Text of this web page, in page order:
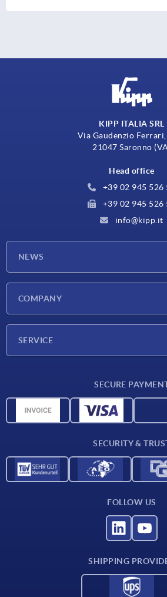
KIPP ITALIA SRL
Via Gaudenzio
21047 Saronno
Head office
+39 02 945 526
+39 02 945 526
info@kipp.it
NEWS
COMPANY
SERVICE
CAD data
SECURE
SECURITY &
FOLLOW US
SHIPPING